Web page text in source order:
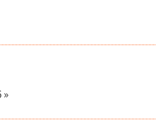
»